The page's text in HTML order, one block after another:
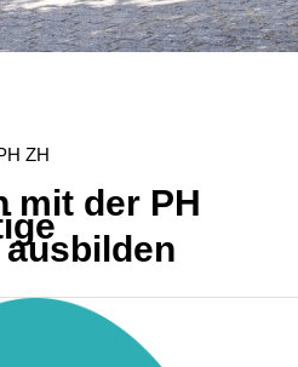
ZH
mit der PH